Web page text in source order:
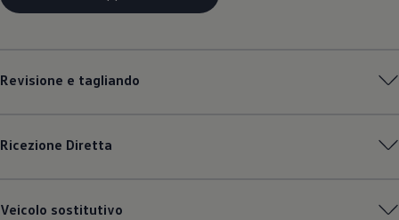
Revisione e tagliando
Ricezione Diretta
Veicolo sostitutivo